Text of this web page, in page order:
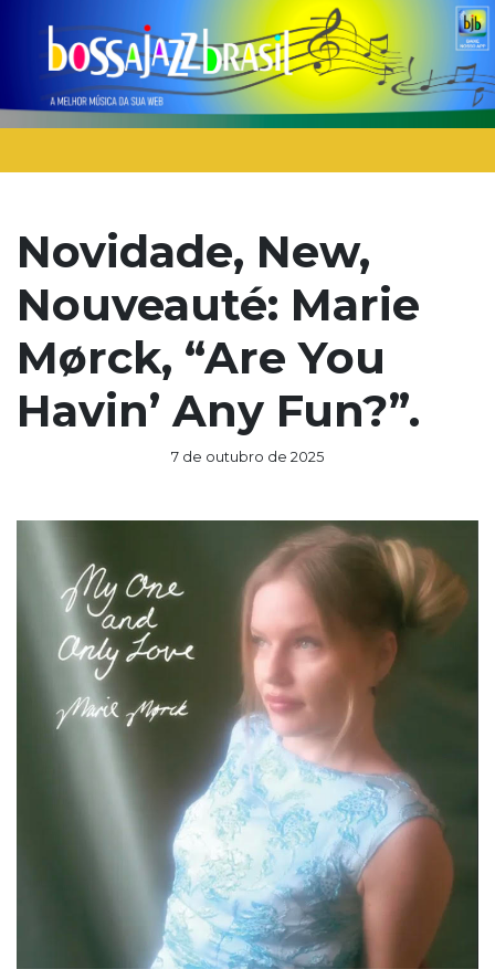
Novidade, New,
Nouveauté: Marie
Mørck, “Are You
Havin’ Any Fun?”.
7 de outubro de 2025